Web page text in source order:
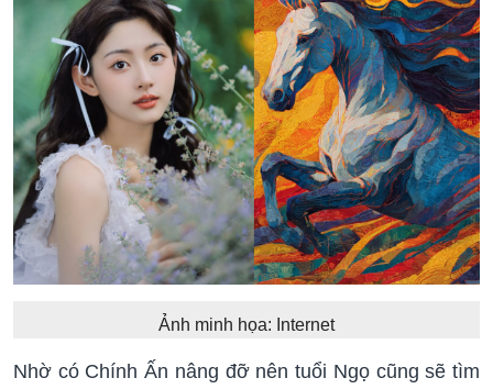
Ảnh minh họa: Internet
Nhờ có Chính Ấn nâng đỡ nên tuổi Ngọ cũng sẽ tìm